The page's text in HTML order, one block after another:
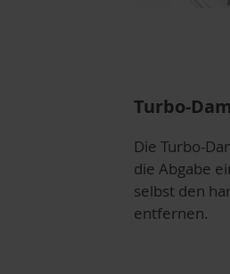
Turbo-
Die Turbo-
die Abgabe
selbst den
entfernen.